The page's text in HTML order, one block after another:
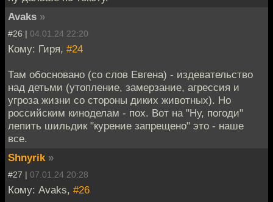
Avaks »
#26 | 04.01.24 22:20
Кому: Гиря, #24
Там обосновано (со слов Евгена) - издевательство
над детьми (утопление, замерзание, агрессия и
угроза жизни со стороны диких животных). Но
российским киноделам - пох. Вот на "Ну, погоди"
лепить шильдик "курение запрещено" это - наше
все.
Shnyrik »
#27 | 07.01.24 20:28
Кому: Avaks, #26